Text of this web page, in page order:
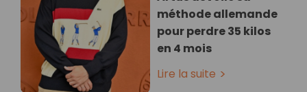
méthode allemande
pour perdre 35 kilos
en 4 mois
Lire la suite